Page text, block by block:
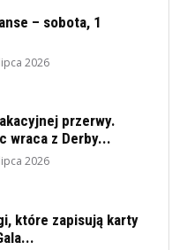
– sobota, 1
2026
przerwy.
wraca z Derby...
2026
które zapisują karty